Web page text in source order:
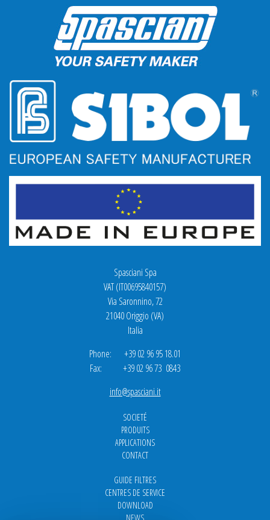
Spasciani Spa
VAT (IT00695840157)
Via Saronnino, 72
21040 Origgio (VA)
Italia
Phone: +39 02 96 95 18.01
Fax: +39 02 96 73 0843
info@spasciani.it
SOCIETÉ
PRODUITS
APPLICATIONS
CONTACT
GUIDE FILTRES
CENTRES DE SERVICE
DOWNLOAD